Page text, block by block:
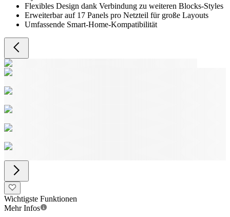
Flexibles Design dank Verbindung zu weiteren Blocks-Styles
Erweiterbar auf 17 Panels pro Netzteil für große Layouts
Umfassende Smart-Home-Kompatibilität
Wichtigste Funktionen
Mehr Infos